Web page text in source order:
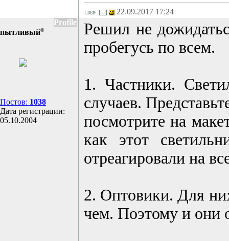
22.09.2017 17:24
Profile
пытливый©
Постов: 1038
Дата регистрации:
05.10.2004
Решил не
пробегусь по всем.
1. Частники.
случаев.
посмотрите на
как этот
отреагировали на
2. Оптовики. Для
чем. Поэтому и они